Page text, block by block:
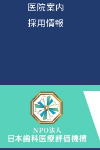
医院案内
採用情報